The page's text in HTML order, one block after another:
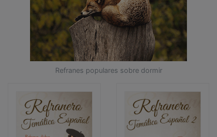
Refranes populares sobre dormir